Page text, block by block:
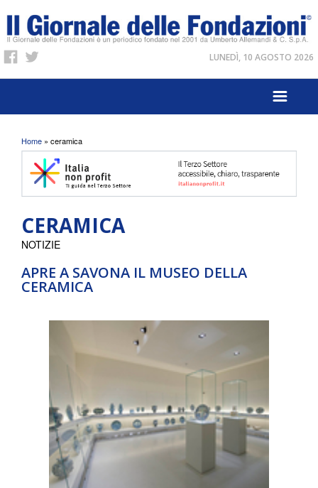
LUNEDÌ, 10 AGOSTO 2026
Tu sei qui
Home » ceramica
CERAMICA
APRE A SAVONA IL MUSEO DELLA
CERAMICA
NOTIZIE